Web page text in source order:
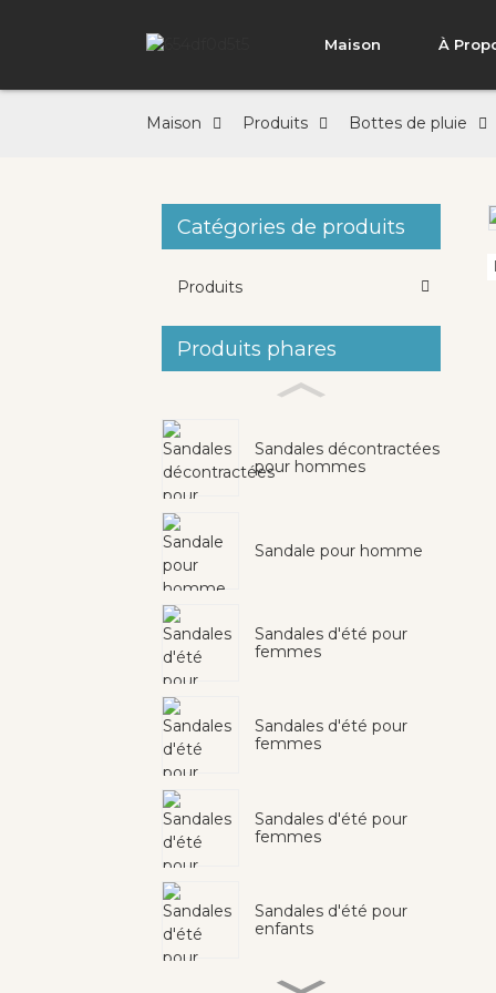
Maison À
Maison Produits Bottes de pluie
Catégories de produits
Produits
Produits phares
Sandales décontractées
pour hommes
Sandale pour homme
Sandales d'été pour
femmes
Sandales d'été pour
femmes
Sandales d'été pour
femmes
Sandales d'été pour
enfants
Loading...
Loading...